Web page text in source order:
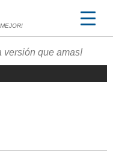
versión que amas!